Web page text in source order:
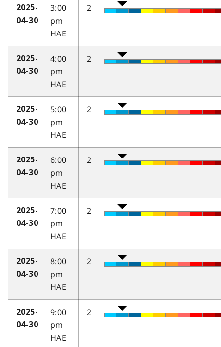
2025-
04-30
3:00
pm
HAE
2
2025-
04-30
4:00
pm
HAE
2
2025-
04-30
5:00
pm
HAE
2
2025-
04-30
6:00
pm
HAE
2
2025-
04-30
7:00
pm
HAE
2
2025-
04-30
8:00
pm
HAE
2
2025-
04-30
9:00
pm
HAE
2